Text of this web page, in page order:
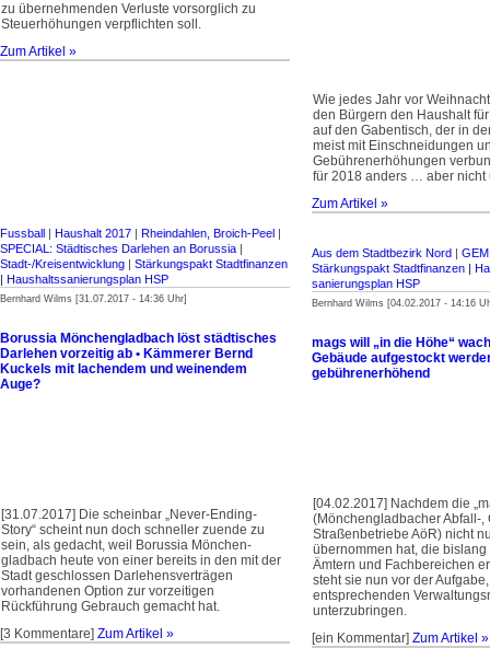
zu übernehmenden Verluste vorsorglich zu
Steuerhöhungen verpflichten soll.
Zum Artikel »
Wie jedes Jahr vor
den Bürgern den Haushalt
auf den Gabentisch, der in
meist mit Einschneidungen
Gebührenerhöhungen
für 2018 anders … aber nicht
Zum Artikel »
Fussball | Haushalt 2017 | Rheindahlen, Broich-Peel |
SPECIAL: Städtisches Darlehen an Borussia |
Stadt-/Kreisentwicklung | Stärkungspakt Stadt­finanzen
| Haus­halts­sanierungsplan HSP
Bernhard Wilms [31.07.2017 - 14:36 Uhr]
Borussia Mönchengladbach löst städtisches
Darlehen vorzeitig ab • Kämmerer Bernd
Kuckels mit lachendem und weinendem
Auge?
[31.07.2017] Die scheinbar „Never-Ending-
Story“ scheint nun doch schneller zuende zu
sein, als gedacht, weil Borussia Mön­chen­
gladbach heute von einer bereits in den mit der
Stadt geschlossen Darlehens­verträgen
vorhandenen Option zur vor­zei­tigen
Rückführung Gebrauch gemacht hat.
[3 Kommentare] Zum Artikel »
Aus dem Stadtbezirk Nord | GEM
Stärkungspakt Stadt­finanzen |
sanierungsplan HSP
Bernhard Wilms [04.02.2017 - 14:16
mags will „in die Höhe“
Gebäude aufgestockt
gebührenerhöhend
[04.02.2017] Nachdem die
(Mönchengladbacher Abfall-,
Straßenbetriebe AöR) nicht
übernommen hat, die
Ämtern und Fachbereichen
steht sie nun vor der
entsprechenden
unterzubringen.
[ein Kommentar] Zum Artikel »